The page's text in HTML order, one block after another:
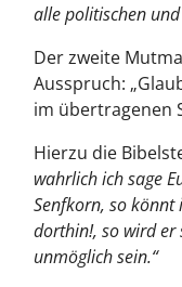
alle politischen
Der zweite
Ausspruch:
im übertragenen
Hierzu die
wahrlich ich sage
Senfkorn, so könnt
dorthin!, so wird er
unmöglich sein.“